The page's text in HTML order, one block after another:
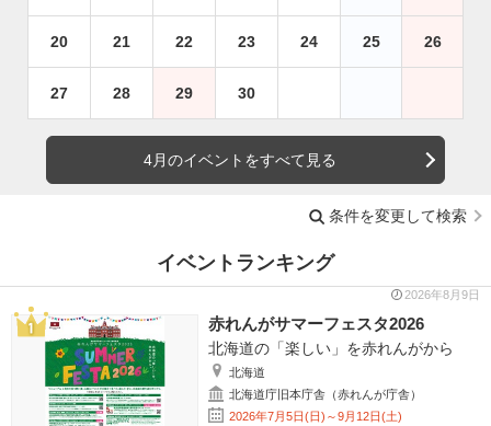
20 21 22 23 24 25 26
27 28 29 30
4月のイベントをすべて見る
条件を変更して検索
イベントランキング
2026年8月9日
赤れんがサマーフェスタ2026
北海道の「楽しい」を赤れんがから
北海道
北海道庁旧本庁舎（赤れんが庁舎）
2026年7月5日(日)～9月12日(土)